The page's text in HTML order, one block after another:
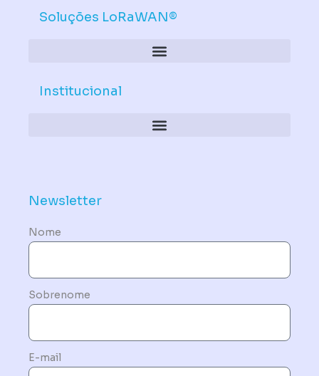
Soluções LoRaWAN®
Institucional
Newsletter
Nome
Sobrenome
E-mail